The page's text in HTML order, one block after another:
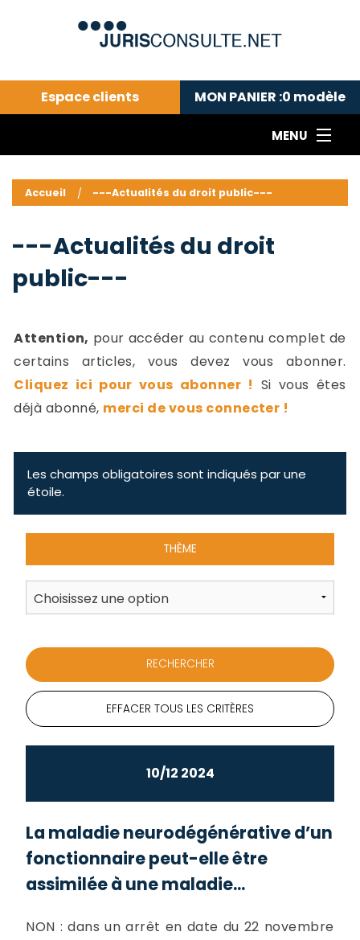
Espace clients MON PANIER :0 modèle
MENU
---Actualités du droit public---
Droit pénal---
Droit privé ---
Abonnement aux actualités
Accueil ---Actualités du droit public---
---Actualités du droit
public---
Attention, pour accéder au contenu complet de
certains articles, vous devez vous abonner.
Cliquez ici pour vous abonner ! Si vous êtes
déjà abonné, merci de vous connecter !
Les champs obligatoires sont indiqués par une
étoile.
THÈME
EFFACER TOUS LES CRITÈRES
10/12 2024
La maladie neurodégénérative d’un
fonctionnaire peut-elle être
assimilée à une maladie...
NON : dans un arrêt en date du 22 novembre